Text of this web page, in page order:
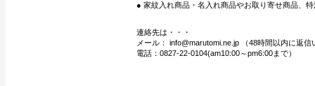
● 家紋入れ商品・名入れ商品やお取り寄せ商品、
連絡先は・・・
メール： info@marutomi.ne.jp （48時間以内に返信
電話：0827-22-0104(am10:00～pm6:00まで）